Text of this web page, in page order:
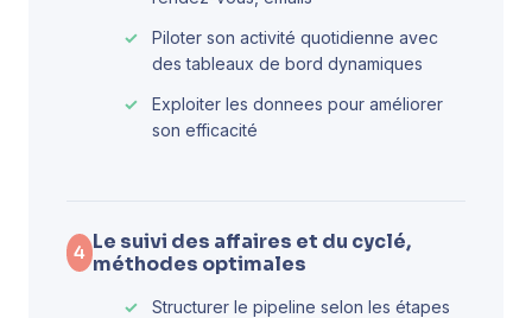
Piloter son activité quotidienne avec
des tableaux de bord dynamiques
Exploiter les donnees pour améliorer
son efficacité
4 Le suivi des affaires et du cyclé,
méthodes optimales
Structurer le pipeline selon les étapes